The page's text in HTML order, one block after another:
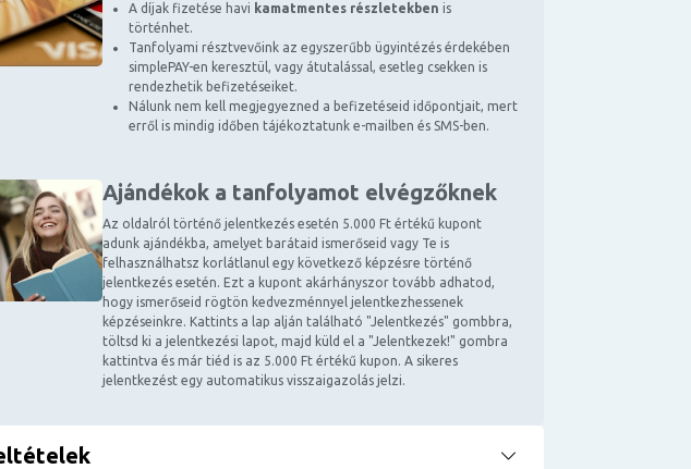
A díjak fizetése havi kamatmentes részletekben is
történhet.
Tanfolyami résztvevőink az egyszerűbb ügyintézés érdekében
simplePAY-en keresztül, vagy átutalással, esetleg csekken is
rendezhetik befizetéseiket.
Nálunk nem kell megjegyezned a befizetéseid időpontjait, mert
erről is mindig időben tájékoztatunk e-mailben és SMS-ben.
Ajándékok a tanfolyamot elvégzőknek
Az oldalról történő jelentkezés esetén 5.000 Ft értékű kupont
adunk ajándékba, amelyet barátaid ismerőseid vagy Te is
felhasználhatsz korlátlanul egy következő képzésre történő
jelentkezés esetén. Ezt a kupont akárhányszor tovább adhatod,
hogy ismerőseid rögtön kedvezménnyel jelentkezhessenek
képzéseinkre. Kattints a lap alján található "Jelentkezés" gombbra,
töltsd ki a jelentkezési lapot, majd küld el a "Jelentkezek!" gombra
kattintva és már tiéd is az 5.000 Ft értékű kupon. A sikeres
jelentkezést egy automatikus visszaigazolás jelzi.